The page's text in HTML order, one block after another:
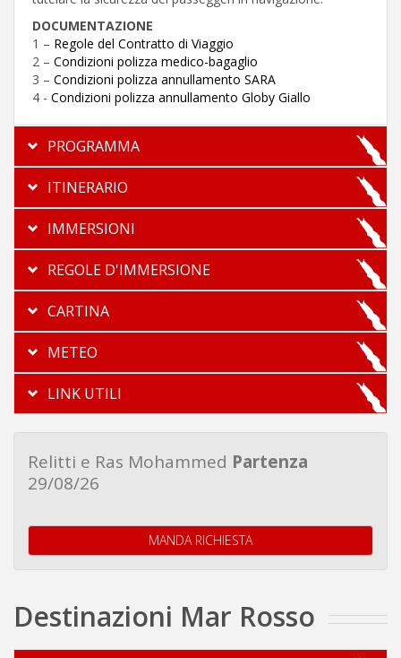
DOCUMENTAZIONE
1 – Regole del Contratto di Viaggio
2 – Condizioni polizza medico-bagaglio
3 – Condizioni polizza annullamento SARA
4 - Condizioni polizza annullamento Globy Giallo
PROGRAMMA
ITINERARIO
IMMERSIONI
REGOLE D'IMMERSIONE
CARTINA
METEO
LINK UTILI
Relitti e Ras Mohammed Partenza
29/08/26
MANDA RICHIESTA
Destinazioni Mar Rosso